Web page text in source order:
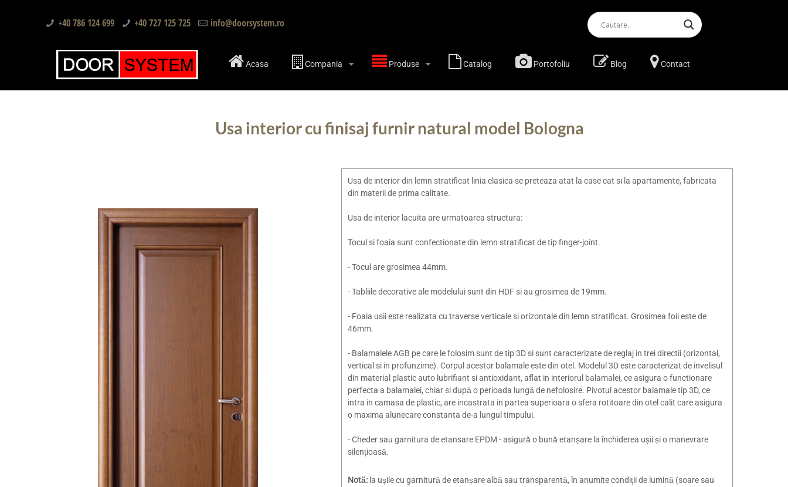
+40 786 124 699 +40 727 125 725 info@doorsystem.ro
Acasa Compania Produse Catalog Portofoliu Blog Contact
Usa interior cu finisaj furnir natural model Bologna
Usa de interior din lemn stratificat linia clasica se preteaza atat la case cat si la apartamente, fabricata
din materii de prima calitate.
Usa de interior lacuita are urmatoarea structura:
Tocul si foaia sunt confectionate din lemn stratificat de tip finger-joint.
- Tocul are grosimea 44mm.
- Tabliile decorative ale modelului sunt din HDF si au grosimea de 19mm.
- Foaia usii este realizata cu traverse verticale si orizontale din lemn stratificat. Grosimea foii este de
46mm.
- Balamalele AGB pe care le folosim sunt de tip 3D si sunt caracterizate de reglaj in trei directii (orizontal,
vertical si in profunzime). Corpul acestor balamale este din otel. Modelul 3D este caracterizat de invelisul
din material plastic auto lubrifiant si antioxidant, aflat in interiorul balamalei, ce asigura o functionare
perfecta a balamalei, chiar si după o perioada lungă de nefolosire. Pivotul acestor balamale tip 3D, ce
intra in camasa de plastic, are incastrata in partea superioara o sfera rotitoare din otel calit care asigura
o maxima alunecare constanta de-a lungul timpului.
- Cheder sau garnitura de etansare EPDM - asigură o bună etanșare la închiderea ușii și o manevrare
silențioasă.
Notă: la ușile cu garnitură de etanșare albă sau transparentă, în anumite condiții de lumină (soare sau